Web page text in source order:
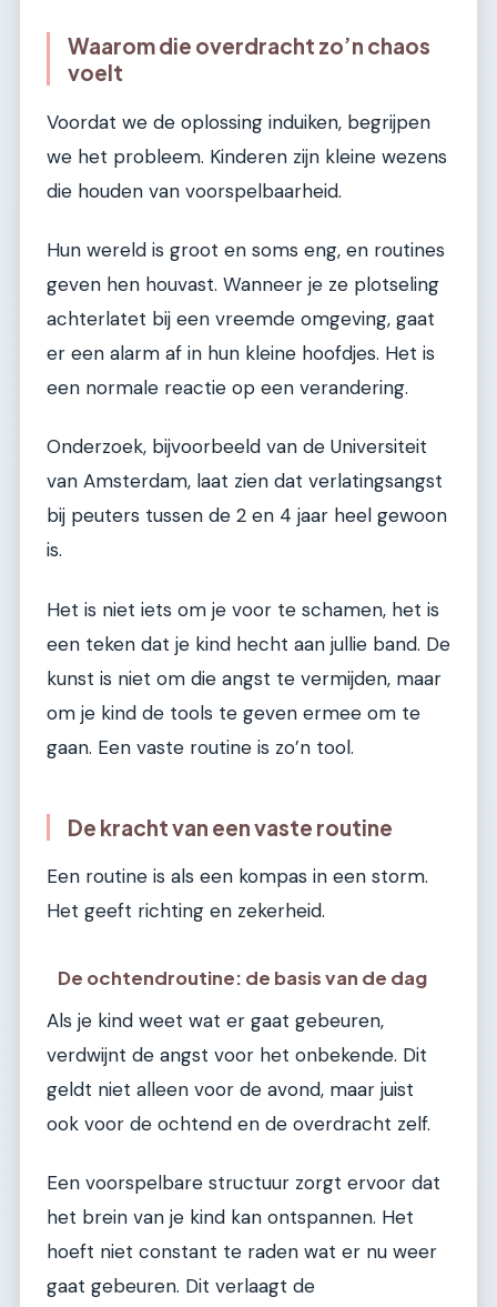
Waarom die overdracht zo’n chaos
voelt
Voordat we de oplossing induiken, begrijpen
we het probleem. Kinderen zijn kleine wezens
die houden van voorspelbaarheid.
Hun wereld is groot en soms eng, en routines
geven hen houvast. Wanneer je ze plotseling
achterlatet bij een vreemde omgeving, gaat
er een alarm af in hun kleine hoofdjes. Het is
een normale reactie op een verandering.
Onderzoek, bijvoorbeeld van de Universiteit
van Amsterdam, laat zien dat verlatingsangst
bij peuters tussen de 2 en 4 jaar heel gewoon
is.
Het is niet iets om je voor te schamen, het is
een teken dat je kind hecht aan jullie band. De
kunst is niet om die angst te vermijden, maar
om je kind de tools te geven ermee om te
gaan. Een vaste routine is zo’n tool.
De kracht van een vaste routine
Een routine is als een kompas in een storm.
Het geeft richting en zekerheid.
De ochtendroutine: de basis van de dag
Als je kind weet wat er gaat gebeuren,
verdwijnt de angst voor het onbekende. Dit
geldt niet alleen voor de avond, maar juist
ook voor de ochtend en de overdracht zelf.
Een voorspelbare structuur zorgt ervoor dat
het brein van je kind kan ontspannen. Het
hoeft niet constant te raden wat er nu weer
gaat gebeuren. Dit verlaagt de